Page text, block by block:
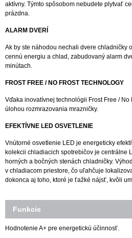
aktívny. Týmto spôsobom nebudete plytvať
prázdna.
ALARM DVERÍ
Ak by ste náhodou nechali dvere chladničky
cennú energiu a chlad, zabudovaný alarm
minútach.
FROST FREE / NO FROST TECHNOLOGY
Vďaka inovatívnej technológii Frost Free / No
úlohou rozmrazovania mrazničky.
EFEKTÍVNE LED OSVETLENIE
Vnútorné osvetlenie LED je energeticky
kolekcii chladiacich spotrebičov je centrálne
horných a bočných stenách chladničky.
v chladiacom priestore, čo uľahčuje
dokonca aj toho, ktoré je ťažké nájsť, kvôli
Funkcie
Hodnotenie A+ pre energetickú účinnosť.